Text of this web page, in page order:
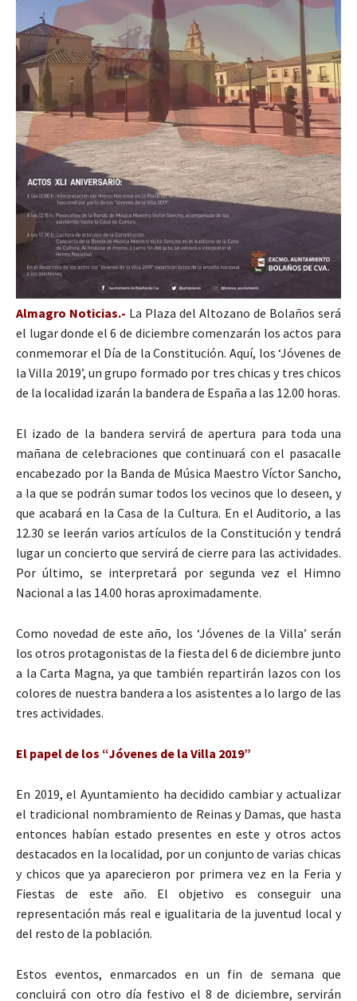
Almagro Noticias.- La Plaza del Altozano de Bolaños será
el lugar donde el 6 de diciembre comenzarán los actos para
conmemorar el Día de la Constitución. Aquí, los ‘Jóvenes de
la Villa 2019’, un grupo formado por tres chicas y tres chicos
de la localidad izarán la bandera de España a las 12.00 horas.
El izado de la bandera servirá de apertura para toda una
mañana de celebraciones que continuará con el pasacalle
encabezado por la Banda de Música Maestro Víctor Sancho,
a la que se podrán sumar todos los vecinos que lo deseen, y
que acabará en la Casa de la Cultura. En el Auditorio, a las
12.30 se leerán varios artículos de la Constitución y tendrá
lugar un concierto que servirá de cierre para las actividades.
Por último, se interpretará por segunda vez el Himno
Nacional a las 14.00 horas aproximadamente.
Como novedad de este año, los ‘Jóvenes de la Villa’ serán
los otros protagonistas de la fiesta del 6 de diciembre junto
a la Carta Magna, ya que también repartirán lazos con los
colores de nuestra bandera a los asistentes a lo largo de las
tres actividades.
El papel de los “Jóvenes de la Villa 2019”
En 2019, el Ayuntamiento ha decidido cambiar y actualizar
el tradicional nombramiento de Reinas y Damas, que hasta
entonces habían estado presentes en este y otros actos
destacados en la localidad, por un conjunto de varias chicas
y chicos que ya aparecieron por primera vez en la Feria y
Fiestas de este año. El objetivo es conseguir una
representación más real e igualitaria de la juventud local y
del resto de la población.
Estos eventos, enmarcados en un fin de semana que
concluirá con otro día festivo el 8 de diciembre, servirán